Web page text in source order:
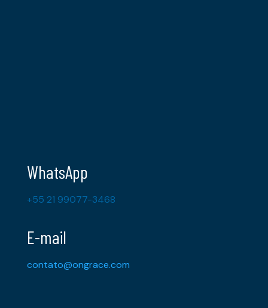
WhatsApp
+55 21 99077-3468
E-mail
contato@ongrace.com